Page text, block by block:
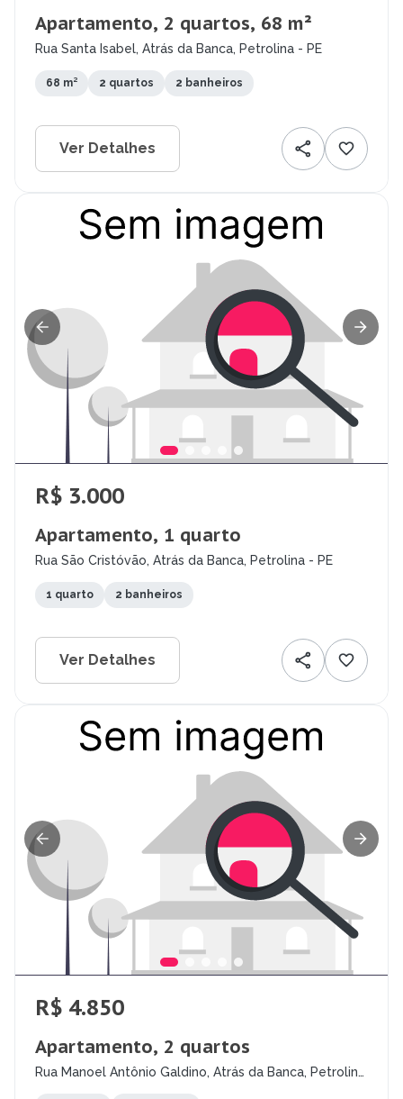
Apartamento, 2 quartos, 68 m²
Rua Santa Isabel, Atrás da Banca, Petrolina - PE
68 m² 2 quartos 2 banheiros
Ver Detalhes
R$ 3.000
Apartamento, 1 quarto
Rua São Cristóvão, Atrás da Banca, Petrolina - PE
1 quarto 2 banheiros
Ver Detalhes
R$ 4.850
Apartamento, 2 quartos
Rua Manoel Antônio Galdino, Atrás da Banca, Petrolina